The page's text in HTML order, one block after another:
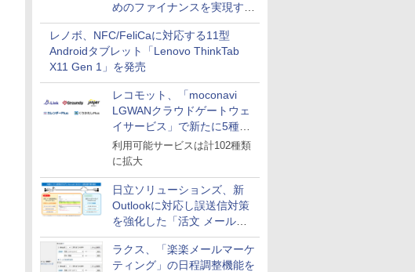
めのファイナンスを実現する
業務設計とマインドセット変
革
レノボ、NFC/FeliCaに対応する11型
Androidタブレット「Lenovo ThinkTab
X11 Gen 1」を発売
レコモット、「moconavi
LGWANクラウドゲートウェ
イサービス」で新たに5種類
のサービスと連携開始
利用可能サービスは計102種類
に拡大
日立ソリューションズ、新
Outlookに対応し誤送信対策
を強化した「活文 メール誤
送信防止アドインサービス」
を提供
ラクス、「楽楽メールマーケ
ティング」の日程調整機能を